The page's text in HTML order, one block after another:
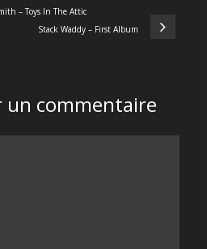
– Toys In The Attic
Stack Waddy – First Album
un commentaire